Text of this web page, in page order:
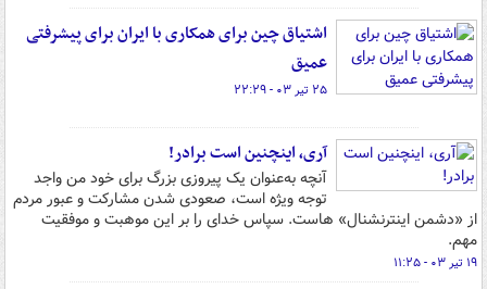
اشتیاق چین برای همکاری با ایران برای پیشرفتی
عمیق
۲۵ تیر ۰۳ - ۲۲:۲۹
آری، اینچنین است برادر!
آنچه به‌عنوان یک پیروزی بزرگ برای خود من واجد
توجه ویژه است، صعودی شدن مشارکت و عبور مردم
از «دشمن اینترنشنال» هاست. سپاس خدای را بر این موهبت و موفقیت
مهم.
۱۹ تیر ۰۳ - ۱۱:۲۵